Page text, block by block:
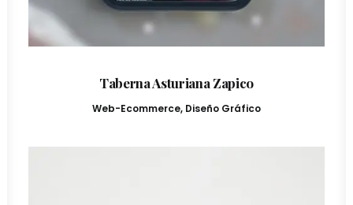
Taberna Asturiana Zapico
Web-Ecommerce, Diseño Gráfico